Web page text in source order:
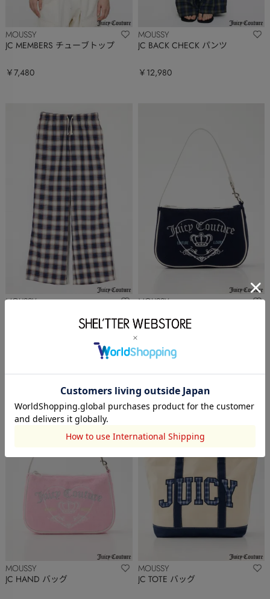
MOUSSY
JC MEMBERS チューブトップ
￥7,480
MOUSSY
JC BACK CHECK パンツ
￥12,980
MOUSSY
MOUSSY
MOUSSY
JC HAND バッグ
MOUSSY
JC TOTE バッグ